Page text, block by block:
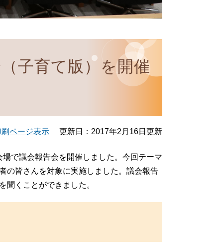
子育て版）を開催
ページ表示 更新日：2017年2月16日更新
で議会報告会を開催しました。今回テーマ
の皆さんを対象に実施しました。議会報告
聞くことができました。